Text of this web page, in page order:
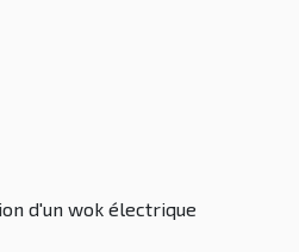
d'un wok électrique